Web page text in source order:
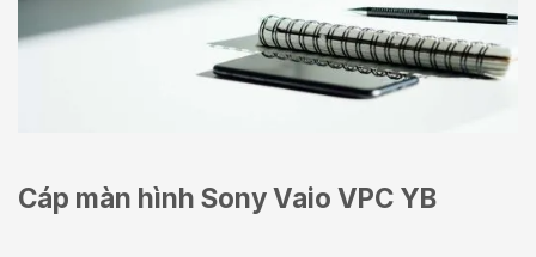
Cáp màn hình Sony Vaio VPC YB